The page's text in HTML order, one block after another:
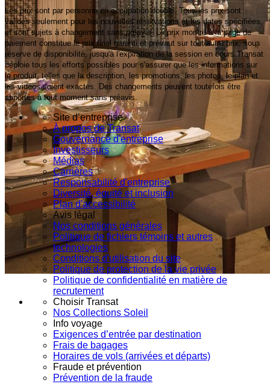
Les prix sont par personne en occupation double. Tous les prix sont
valides seulement pour les nouvelles réservations et les dates spécifiées,
et sont sujets à changement sans préavis. Le prix montré à la page de
paiement constitue le prix final garanti et prévaut sur tout autre prix, sous
réserve de disponibilité, jusqu'à l'expiration de la session en cours.Transat
déploie tous les efforts possibles pour s'assurer que les informations sur
le produit, telles que la description, les promotions, les photos, le plan et
les vidéos soient exactes. Des changements peuvent toutefois être
apportés à tout moment sans préavis.
Site d’entreprise
À propos de Transat
Gouvernance d'entreprise
Investisseurs
Médias
Carrières
Responsabilité d'entreprise
Diversité, équité et inclusion
Plan d'accessibilité
Avis légal
Nos conditions générales
Politique de fichiers témoins et autres
technologies
Conditions d'utilisation du site
Politique de protection de la vie privée
Politique de confidentialité en matière de
recrutement
Choisir Transat
Nos Collections Soleil
Info voyage
Exigences d’entrée par destination
Frais de bagages
Horaires de vols (arrivées et départs)
Fraude et prévention
Prévention de la fraude